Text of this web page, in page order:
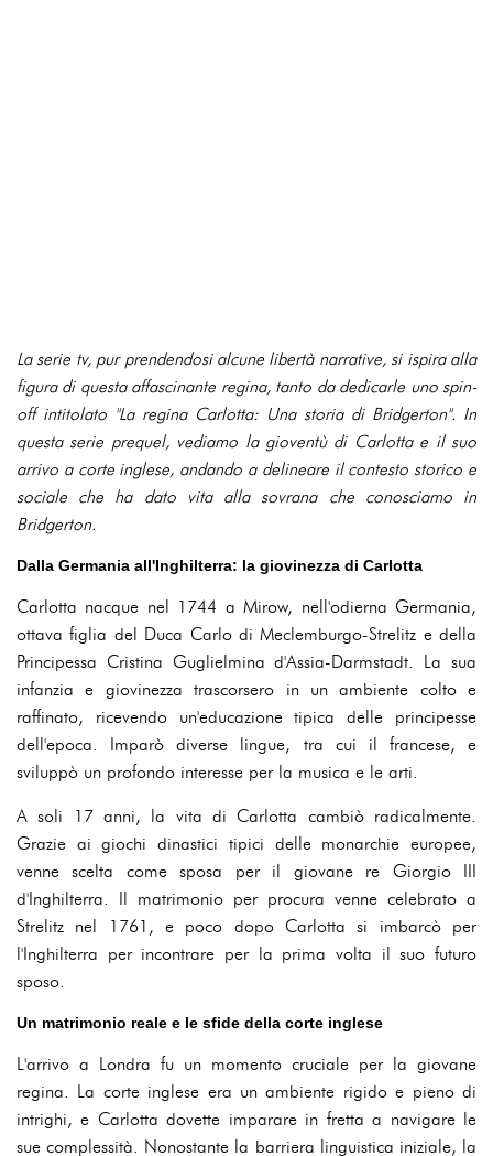
La serie tv, pur prendendosi alcune libertà narrative, si ispira alla
figura di questa affascinante regina, tanto da dedicarle uno spin-
off intitolato "La regina Carlotta: Una storia di Bridgerton". In
questa serie prequel, vediamo la gioventù di Carlotta e il suo
arrivo a corte inglese, andando a delineare il contesto storico e
sociale che ha dato vita alla sovrana che conosciamo in
Bridgerton.
Dalla Germania all'Inghilterra: la giovinezza di Carlotta
Carlotta nacque nel 1744 a Mirow, nell'odierna Germania,
ottava figlia del Duca Carlo di Meclemburgo-Strelitz e della
Principessa Cristina Guglielmina d'Assia-Darmstadt. La sua
infanzia e giovinezza trascorsero in un ambiente colto e
raffinato, ricevendo un'educazione tipica delle principesse
dell'epoca. Imparò diverse lingue, tra cui il francese, e
sviluppò un profondo interesse per la musica e le arti.
A soli 17 anni, la vita di Carlotta cambiò radicalmente.
Grazie ai giochi dinastici tipici delle monarchie europee,
venne scelta come sposa per il giovane re Giorgio III
d'Inghilterra. Il matrimonio per procura venne celebrato a
Strelitz nel 1761, e poco dopo Carlotta si imbarcò per
l'Inghilterra per incontrare per la prima volta il suo futuro
sposo.
Un matrimonio reale e le sfide della corte inglese
L'arrivo a Londra fu un momento cruciale per la giovane
regina. La corte inglese era un ambiente rigido e pieno di
intrighi, e Carlotta dovette imparare in fretta a navigare le
sue complessità. Nonostante la barriera linguistica iniziale, la